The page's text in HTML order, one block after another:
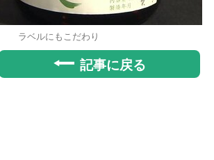
ラベルにもこだわり
記事に戻る